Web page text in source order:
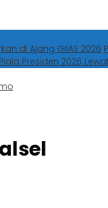
di Ajang GIIAS 2026
Presiden 2026